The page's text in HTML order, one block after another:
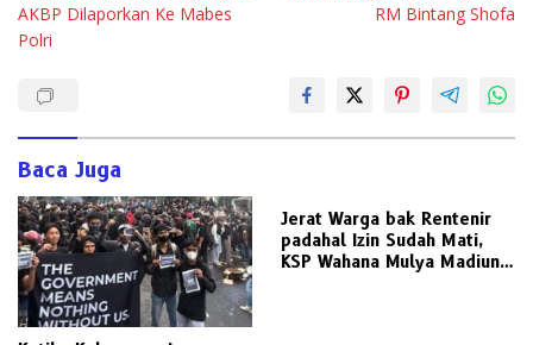
AKBP Dilaporkan Ke Mabes
Polri
RM Bintang Shofa
Baca Juga
Jerat Warga bak Rentenir
padahal Izin Sudah Mati,
KSP Wahana Mulya Madiun